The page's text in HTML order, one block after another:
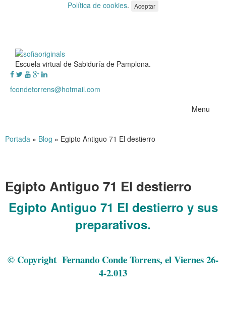
Política de cookies. Aceptar
Escuela virtual de Sabiduría de Pamplona.
fcondetorrens@hotmail.com
Menu
Portada » Blog » Egipto Antiguo 71 El destierro
Egipto Antiguo 71 El destierro
Egipto Antiguo 71 El destierro y sus
preparativos.
© Copyright Fernando Conde Torrens, el Viernes 26-
4-2.013